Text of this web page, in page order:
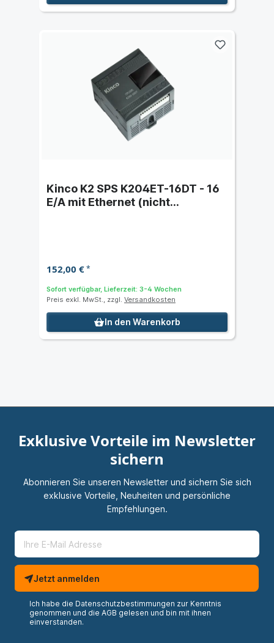
Kinco K2 SPS K204ET-16DT - 16
E/A mit Ethernet (nicht
152,00 €*
Sofort verfügbar, Lieferzeit: 3-4 Wochen
Preis exkl. MwSt., zzgl. Versandkosten
In den Warenkorb
Exklusive Vorteile im Newsletter
sichern
Abonnieren Sie unseren Newsletter und sichern Sie sich
exklusive Vorteile, Neuheiten und persönliche
Empfehlungen.
Jetzt anmelden
Ich habe die Datenschutzbestimmungen zur Kenntnis
genommen und die AGB gelesen und bin mit ihnen
einverstanden.